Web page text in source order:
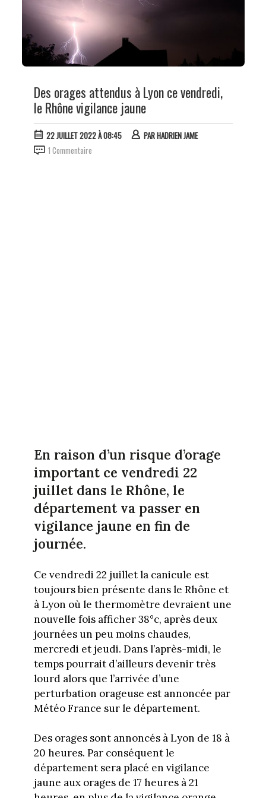
Des orages attendus à Lyon ce vendredi,
le Rhône vigilance jaune
22 JUILLET 2022 À 08:45 PARHADRIEN JAME
1 Commentaire
En raison d’un risque d’orage
important ce vendredi 22
juillet dans le Rhône, le
département va passer en
vigilance jaune en fin de
journée.
Ce vendredi 22 juillet la canicule est
toujours bien présente dans le Rhône et
à Lyon où le thermomètre devraient une
nouvelle fois afficher 38°c, après deux
journées un peu moins chaudes,
mercredi et jeudi. Dans l’après-midi, le
temps pourrait d’ailleurs devenir très
lourd alors que l’arrivée d’une
perturbation orageuse est annoncée par
Météo France sur le département.
Des orages sont annoncés à Lyon de 18 à
20 heures. Par conséquent le
département sera placé en vigilance
jaune aux orages de 17 heures à 21